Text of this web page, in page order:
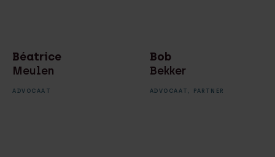
Béatrice
Meulen
ADVOCAAT
Bob
Bekker
ADVOCAAT, PARTNER